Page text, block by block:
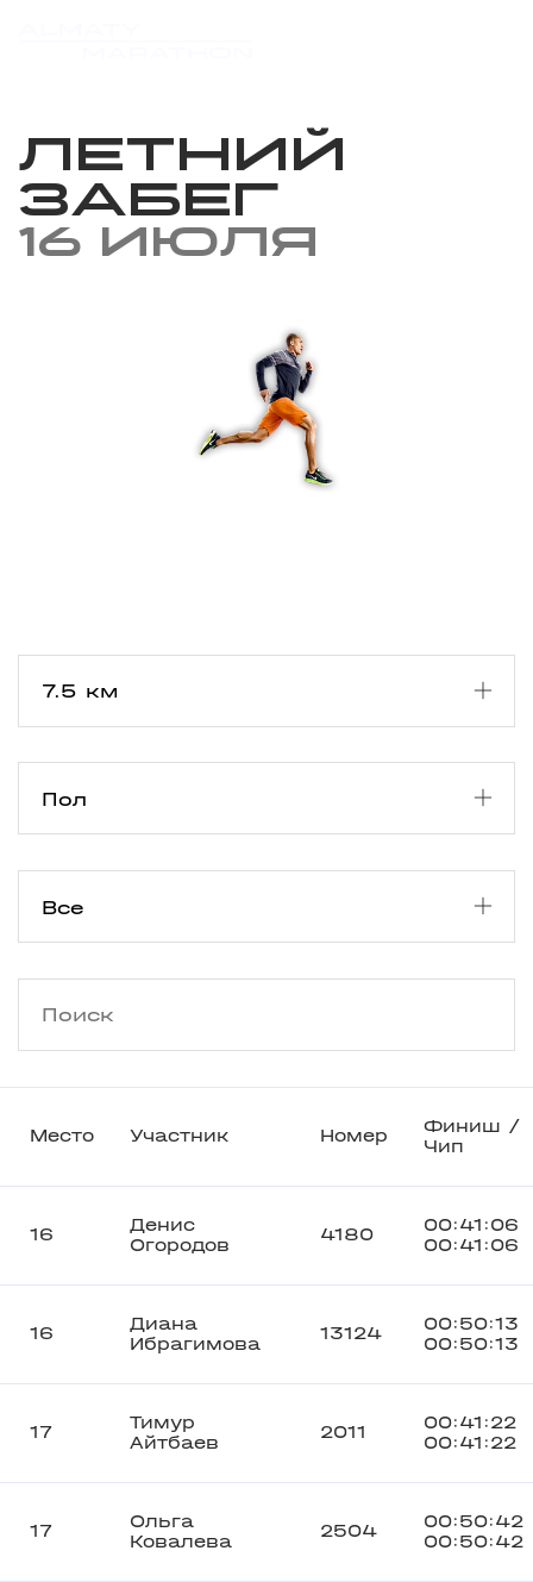
Летний
забег
16 июля
Место Участник Номер
Финиш /
Чип
16
Денис
Огородов
4180
00:41:06
00:41:06
16
Диана
Ибрагимова
13124
00:50:13
00:50:13
17
Тимур
Айтбаев
2011
00:41:22
00:41:22
17
Ольга
Ковалева
2504
00:50:42
00:50:42